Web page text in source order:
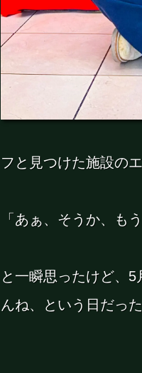
フと見つけた施設の
「あぁ、そうか、も
と一瞬思ったけど、
んね、という日だった